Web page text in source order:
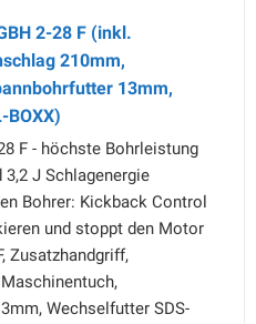
2-28 F (inkl.
210mm,
13mm,
BOXX)
F - höchste Bohrleistung
J Schlagenergie
Bohrer: Kickback Control
und stoppt den Motor
Zusatzhandgriff,
Wechselfutter SDS-